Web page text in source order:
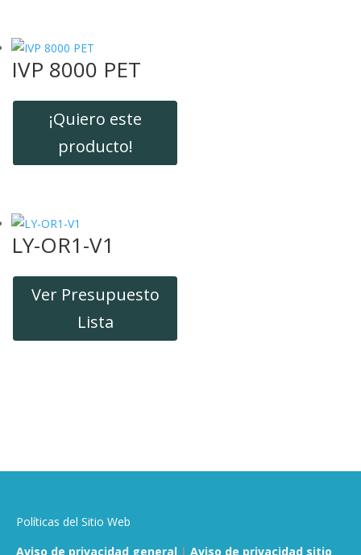
IVP 8000 PET
¡Quiero este
producto!
LY-OR1-V1
Ver Presupuesto
Lista
Políticas del Sitio Web
Aviso de privacidad general | Aviso de privacidad sitio